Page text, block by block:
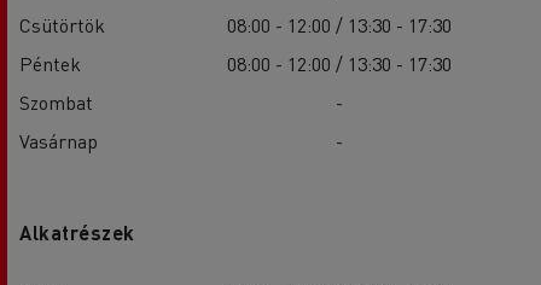
Csütörtök
08:00 - 12:00 / 13:30 - 17:30
Péntek
08:00 - 12:00 / 13:30 - 17:30
Szombat
-
Vasárnap
-
Alkatrészek